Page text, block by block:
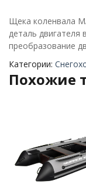
Щека коленвала
деталь двигателя
преобразование
Категории:
Похожие